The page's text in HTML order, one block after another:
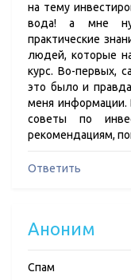
на тему
вода! а мне
практические
людей, которые
курс. Во-первых,
это было и
меня информации.
советы по
рекомендациям,
Ответить
Аноним
Спам